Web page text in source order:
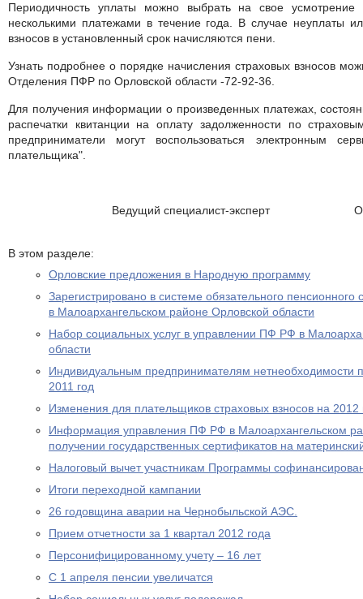
Периодичность уплаты можно выбрать на свое
несколькими платежами в течение года. В случае неуплаты
взносов в установленный срок начисляются пени.
Узнать подробнее о порядке начисления страховых взносов
Отделения ПФР по Орловской области -72-92-36.
Для получения информации о произведенных платежах,
распечатки квитанции на оплату задолженности по
предприниматели могут воспользоваться электронным
плательщика".
Ведущий специалист-эксперт
В этом разделе:
Орловские предложения в Народную программу
Зарегистрировано в системе обязательного
в Малоархангельском районе Орловской области
Набор социальных услуг в управлении ПФ РФ в
области
Индивидуальным предпринимателям нетнеобходимости
2011 год
Изменения для плательщиков страховых взносов на 2012
Информация управления ПФ РФ в Малоархангельском
получении государственных сертификатов на
Налоговый вычет участникам Программы
Итоги переходной кампании
26 годовщина аварии на Чернобыльской АЭС.
Прием отчетности за 1 квартал 2012 года
Персонифицированному учету – 16 лет
С 1 апреля пенсии увеличатся